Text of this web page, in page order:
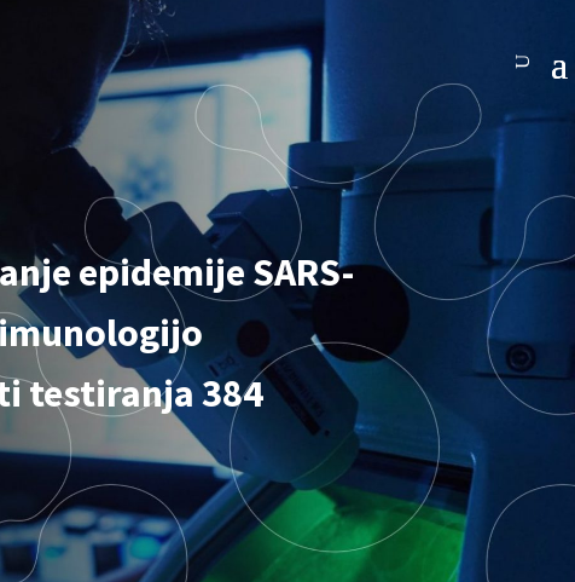
epidemije SARS-
testiranja 384